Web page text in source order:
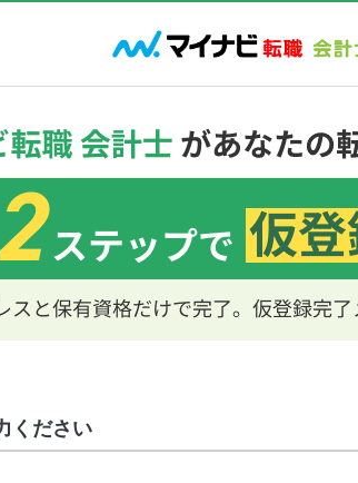
ください